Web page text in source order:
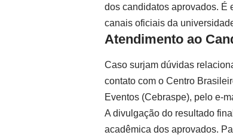
dos candidatos aprovados. É
canais oficiais da
Atendimento ao
Caso surjam dúvidas
contato com o Centro
Eventos (Cebraspe), pelo e-
A divulgação do resultado
acadêmica dos aprovados.